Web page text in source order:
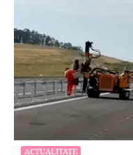
ACTUALITATE
Emil Boc refuză